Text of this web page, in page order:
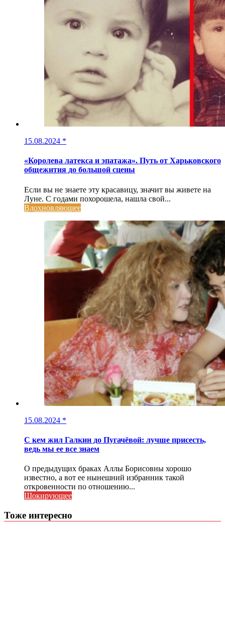
15.08.2024 *
«Королева латекса и эпатажа». Путь от Харьковского
общежития до большой сцены
Если вы не знаете эту красавицу, значит вы живете на
Луне. С годами похорошела, нашла свой...
Вдохновляющее
15.08.2024 *
С кем жил Галкин до Пугачёвой: лучше присесть,
ведь мы ее все знаем
О предыдущих браках Аллы Борисовны хорошо
известно, а вот ее нынешний избранник такой
откровенности по отношению...
Шокирующее
Тоже интересно